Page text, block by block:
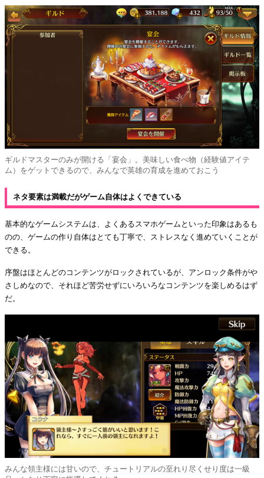
ギルドマスターのみが開ける「宴会」。美味しい食べ物（経験値アイテ
ム）をゲットできるので、みんなで英雄の育成を進めておこう
ネタ要素は満載だがゲーム自体はよくできている
基本的なゲームシステムは、よくあるスマホゲームといった印象はあるも
のの、ゲームの作り自体はとても丁寧で、ストレスなく進めていくことが
できる。
序盤はほとんどのコンテンツがロックされているが、アンロック条件がや
さしめなので、それほど苦労せずにいろいろなコンテンツを楽しめるはず
だ。
みんな領主様には甘いので、チュートリアルの至れり尽くせり度は一級